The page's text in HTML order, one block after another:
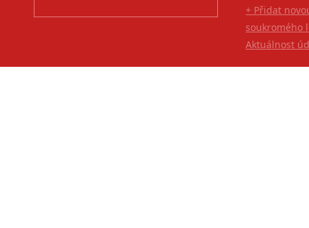
+ Přidat
soukromého
Aktuálnost